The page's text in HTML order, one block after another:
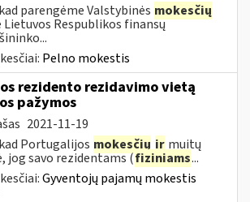
parengėme Valstybinės mokesčių
Lietuvos Respublikos finansų
Pelno mokestis
rezidento rezidavimo vietą
pažymos
2021-11-19
Portugalijos mokesčių ir muitų
jog savo rezidentams (fiziniams...
Gyventojų pajamų mokestis